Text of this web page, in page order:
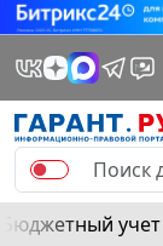
Бюджетный учет